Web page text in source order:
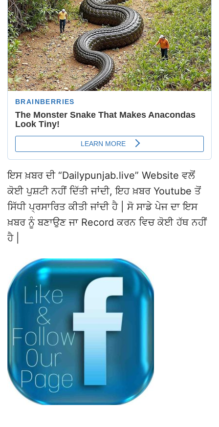
ਇਸ ਖ਼ਬਰ ਦੀ “Dailypunjab.live” Website ਵਲੋਂ
ਕੋਈ ਪੁਸ਼ਟੀ ਨਹੀਂ ਦਿੱਤੀ ਜਾਂਦੀ, ਇਹ ਖ਼ਬਰ Youtube ਤੋਂ
ਸਿੱਧੀ ਪ੍ਰਸਾਰਿਤ ਕੀਤੀ ਜਾਂਦੀ ਹੈ | ਸੋ ਸਾਡੇ ਪੇਜ ਦਾ ਇਸ
ਖ਼ਬਰ ਨੂੰ ਬਣਾਉਣ ਜਾ Record ਕਰਨ ਵਿਚ ਕੋਈ ਹੱਥ ਨਹੀਂ
ਹੈ |